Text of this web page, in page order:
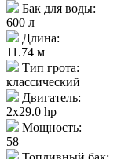
Бак для воды:
600 л
Длина:
11.74 м
Тип грота:
классический
Двигатель:
2x29.0 hp
Мощность:
58